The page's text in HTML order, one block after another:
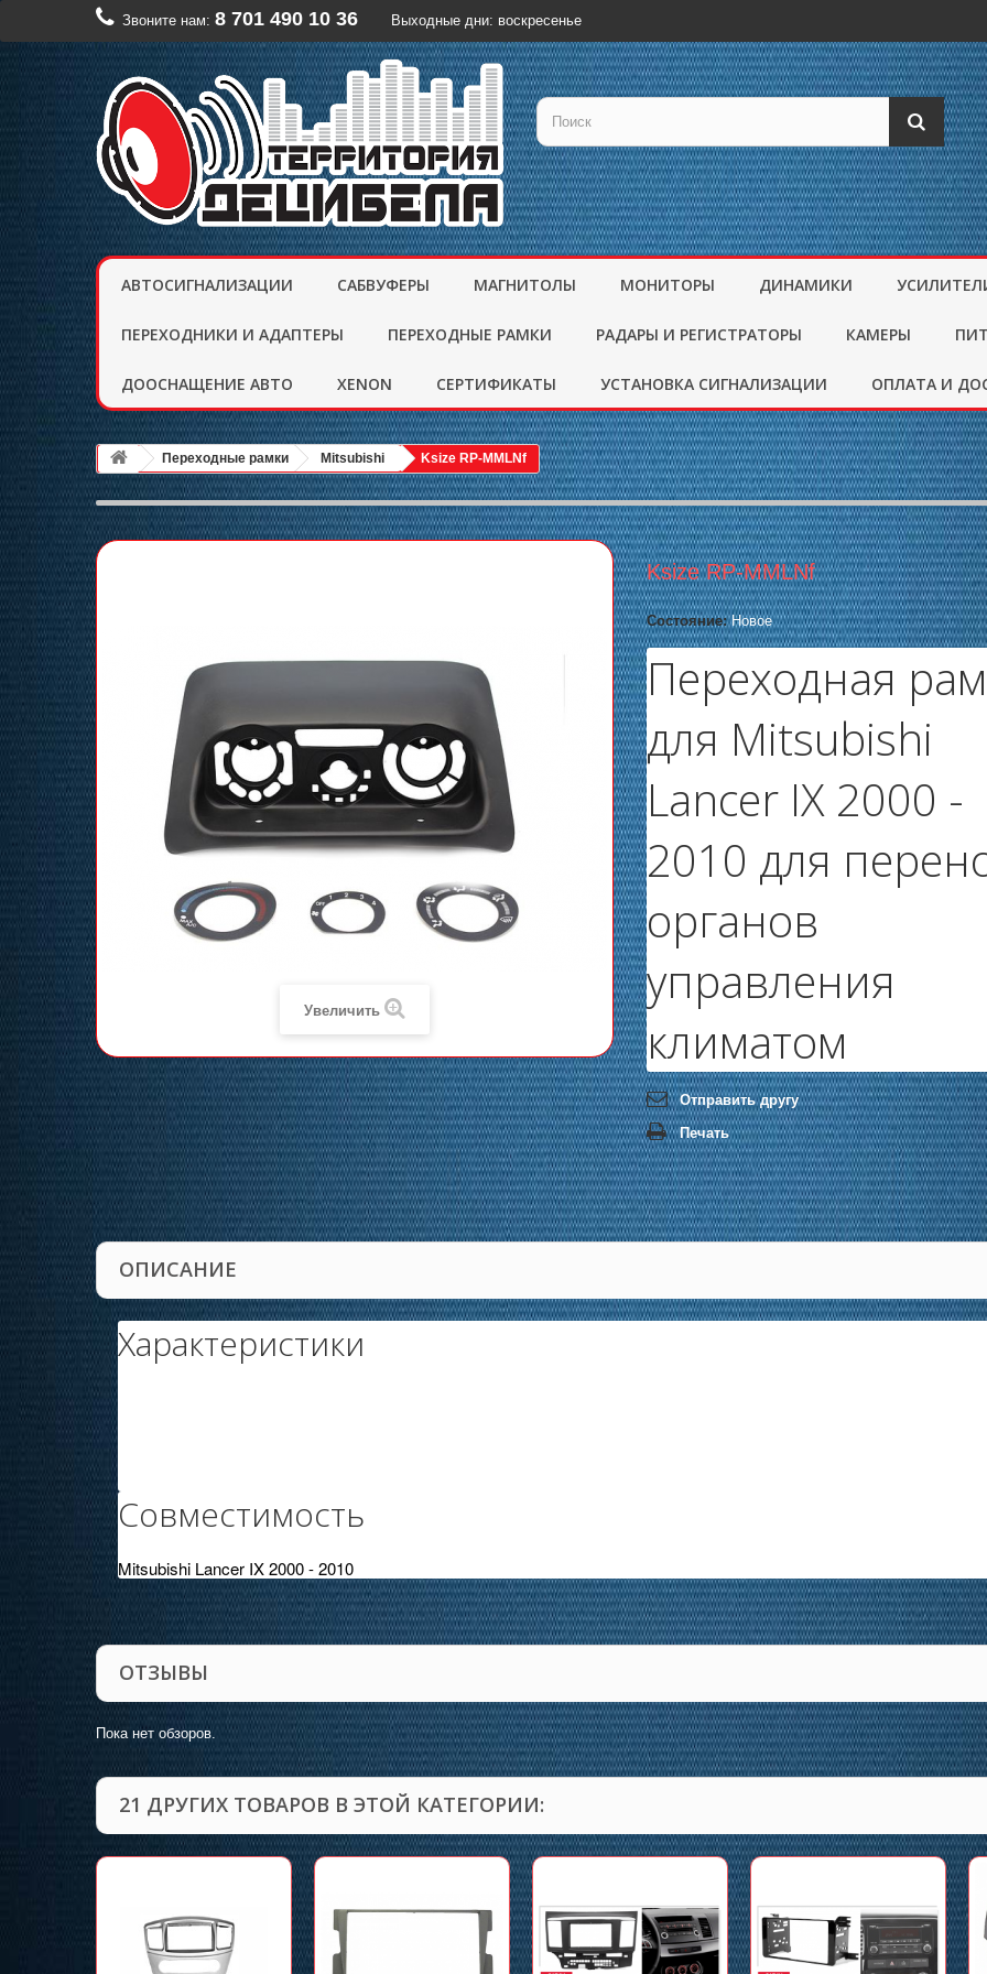
Звоните нам: 8 701 490 10 36 Выходные дни: воскресенье
АВТОСИГНАЛИЗАЦИИ САБВУФЕРЫ МАГНИТОЛЫ МОНИТОРЫ ДИНАМИКИ
ПЕРЕХОДНИКИ И АДАПТЕРЫ ПЕРЕХОДНЫЕ РАМКИ РАДАРЫ И РЕГИСТРАТОРЫ КАМЕРЫ
ДООСНАЩЕНИЕ АВТО XENON CЕРТИФИКАТЫ УСТАНОВКА СИГНАЛИЗАЦИИ ОПЛАТА И
Переходные рамки Mitsubishi Ksize RP-MMLNf
Увеличить
Ksize RP-MMLNf
Состояние: Новое
Переходная
для Mitsubishi
Lancer IX 2000 -
2010 для
органов
управления
климатом
Отправить другу
Печать
ОПИСАНИЕ
Характеристики
Совместимость
Mitsubishi Lancer IX 2000 - 2010
ОТЗЫВЫ
Пока нет обзоров.
21 ДРУГИХ ТОВАРОВ В ЭТОЙ КАТЕГОРИИ: